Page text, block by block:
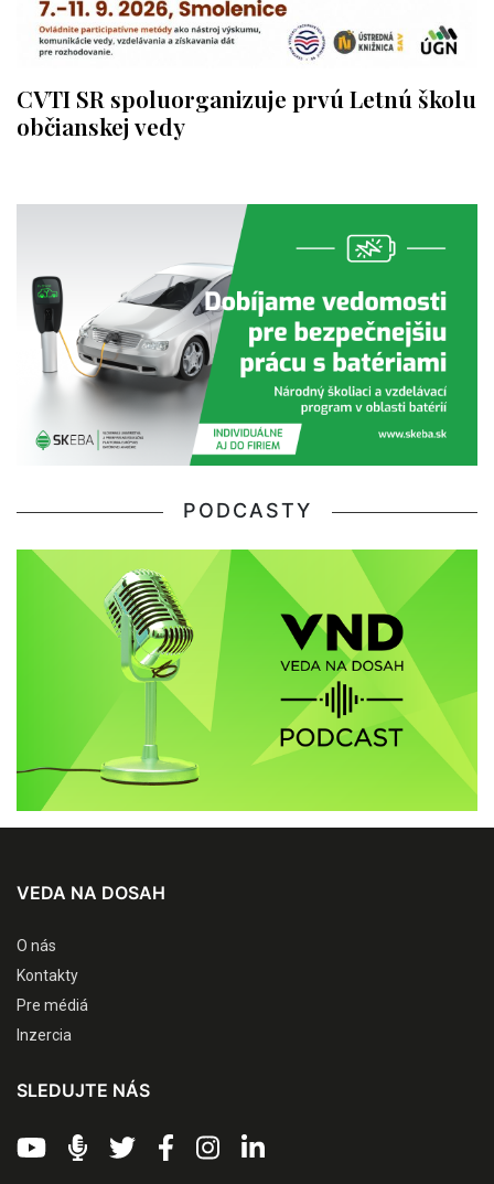
CVTI SR spoluorganizuje prvú Letnú školu
občianskej vedy
PODCASTY
VEDA NA DOSAH
O nás
Kontakty
Pre médiá
Inzercia
SLEDUJTE NÁS